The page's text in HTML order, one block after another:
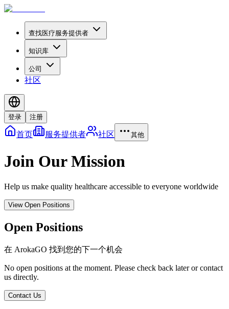
查找医疗服务提供者
知识库
公司
社区
登录 注册
首页 服务提供者 社区 其他
Join Our Mission
Help us make quality healthcare accessible to everyone worldwide
View Open Positions
Open Positions
在 ArokaGO 找到您的下一个机会
No open positions at the moment. Please check back later or contact
us directly.
Contact Us